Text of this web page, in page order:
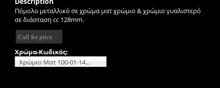
Πόμολο μεταλλικό σε χρώμα ματ χρώμιο & χρώμιο γυαλιστερό
σε διάσταση cc 128mm.
Call for price
Χρώμα-Κωδικός:
Χρώμιο Ματ 100-01-143 No additional charge